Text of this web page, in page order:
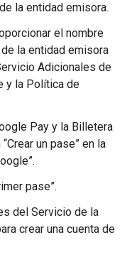
la entidad emisora.
el nombre
la entidad emisora
Adicionales de
y la Política de
Pay y la Billetera
un pase” en la
pase”.
del Servicio de la
crear una cuenta de